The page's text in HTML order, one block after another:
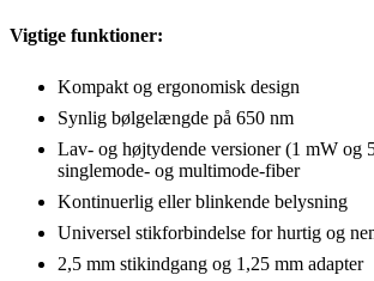
Vigtige funktioner:
Kompakt og ergonomisk design
Synlig bølgelængde på 650 nm
Lav- og højtydende versioner (1 mW og
singlemode- og multimode-fiber
Kontinuerlig eller blinkende belysning
Universel stikforbindelse for hurtig og
2,5 mm stikindgang og 1,25 mm adapter